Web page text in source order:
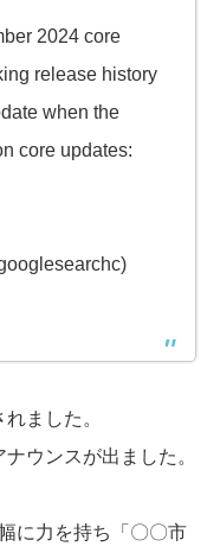
2024 core
release history
when the
core updates:
ました。
ウンスが出ました。
に力を持ち「〇〇市